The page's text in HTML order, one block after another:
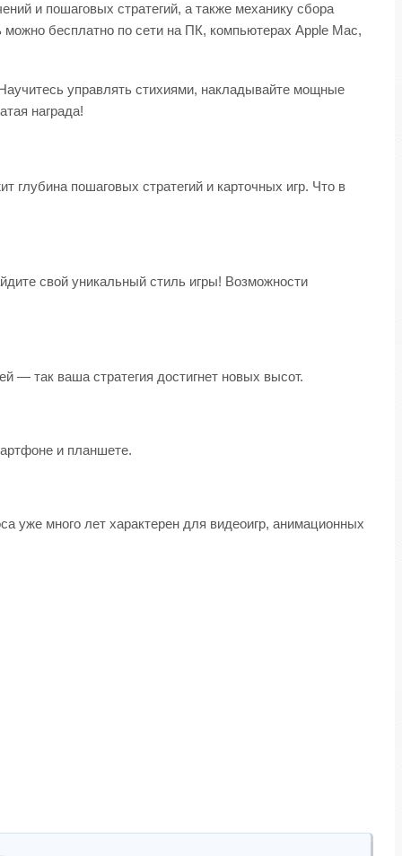
и пошаговых стратегий, а также механику сбора
бесплатно по сети на ПК, компьютерах Apple Mac,
управлять стихиями, накладывайте мощные
награда!
глубина пошаговых стратегий и карточных игр. Что в
свой уникальный стиль игры! Возможности
— так ваша стратегия достигнет новых высот.
и планшете.
уже много лет характерен для видеоигр, анимационных